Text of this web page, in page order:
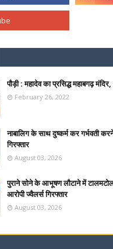
पौड़ी : महादेव का प्रसिद्ध महाबगढ़
February 26, 2022
नाबालिग के साथ दुष्कर्म कर गर्भवती
गिरफ्तार
August 03, 2026
पुराने सोने के आभूषण लौटाने में
आरोपी ज्वैलर्स गिरफ्तार
August 03, 2026